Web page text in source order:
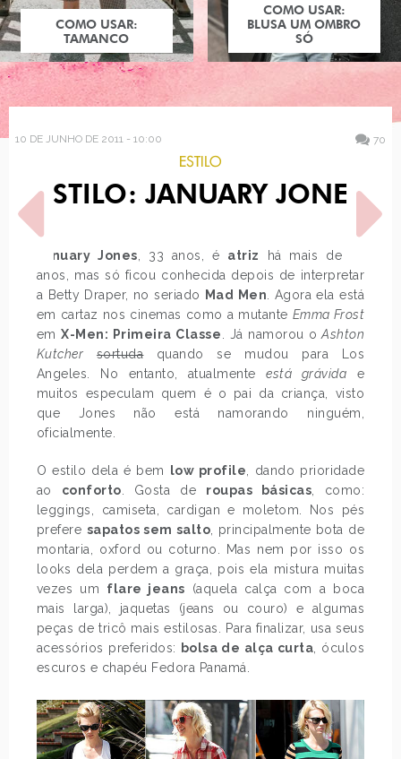
COMO USAR:
TAMANCO
COMO USAR:
BLUSA UM OMBRO
SÓ
10 DE JUNHO DE 2011 - 10:00 70
ESTILO
ESTILO: JANUARY JONES
January Jones , 33 anos, é atriz
há mais de 10
anos, mas só ficou conhecida depois de interpretar
a Betty Draper, no seriado
Mad Men . Agora ela está
em cartaz nos cinemas como a mutante Emma Frost
emX-Men: Primeira Classe . Já namorou o Ashton
Kutcher
sortudaquando se mudou para Los
Angeles. No entanto, atualmenteestá grávida e
muitos especulam quem é o pai da criança, visto
que Jones não está namorando ninguém,
oficialmente.
O estilo dela é bem low profile , dando prioridade
ao conforto . Gosta de roupas básicas , como:
leggings, camiseta, cardigan e moletom. Nos pés
prefere sapatos sem salto , principalmente bota de
montaria, oxford ou coturno. Mas nem por isso os
looks dela perdem a graça, pois ela mistura muitas
vezes um flare jeans (aquela calça com a boca
mais larga), jaquetas (jeans ou couro) e algumas
peças de tricô mais estilosas. Para finalizar, usa seus
acessórios preferidos:
bolsa de alça curta , óculos
escuros e chapéu Fedora Panamá.
POST ANTERIOR
FAIRYTALE FANTASIES 2011
PRÓXIMO POST
UM OIZINHO DE PARIS!